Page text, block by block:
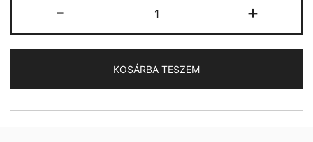
-
nyuszi
bögre
+
KOSÁRBA TESZEM